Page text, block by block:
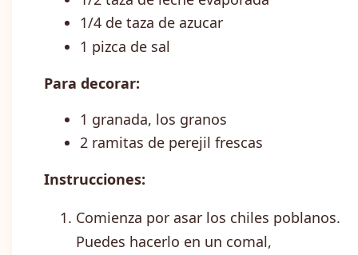
1/4 de taza de azucar
1 pizca de sal
Para decorar:
1 granada, los granos
2 ramitas de perejil frescas
Instrucciones:
Comienza por asar los chiles poblanos.
Puedes hacerlo en un comal,